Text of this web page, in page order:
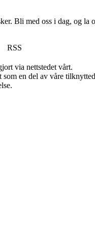
Bli med oss i dag, og
RSS
via nettstedet vårt.
en del av våre